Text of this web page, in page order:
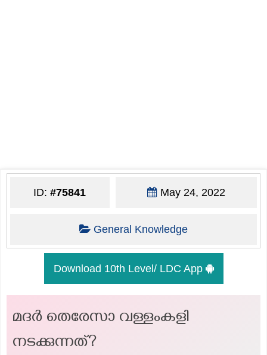
ID:#75841 May 24, 2022
General Knowledge
Download 10th Level/ LDC App
മദർ തെരേസാ വള്ളംകളി
നടക്കുന്നത്?